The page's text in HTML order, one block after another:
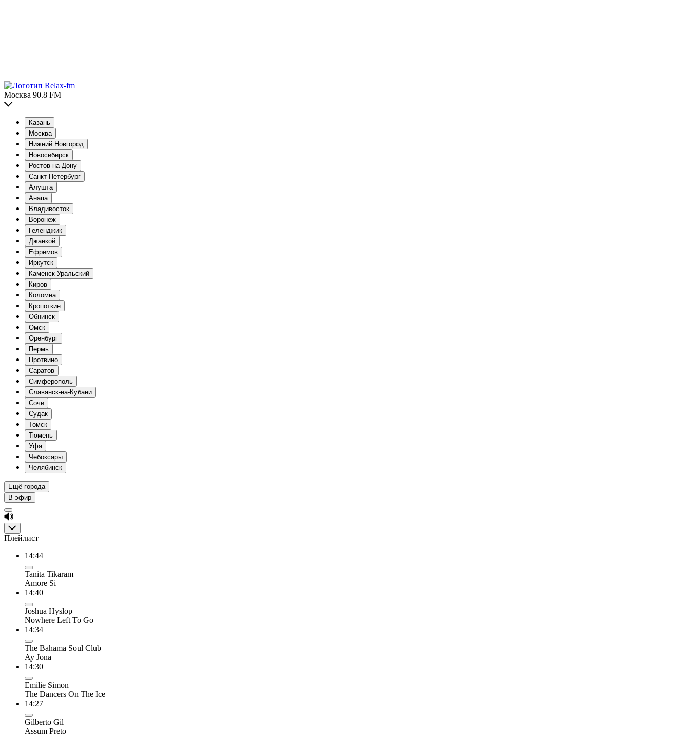
Москва 90.8 FM
Казань
Москва
Нижний Новгород
Новосибирск
Ростов-на-Дону
Санкт-Петербург
Алушта
Анапа
Владивосток
Воронеж
Геленджик
Джанкой
Ефремов
Иркутск
Каменск-Уральский
Киров
Коломна
Кропоткин
Обнинск
Омск
Оренбург
Пермь
Протвино
Саратов
Симферополь
Славянск-на-Кубани
Сочи
Судак
Томск
Тюмень
Уфа
Чебоксары
Челябинск
Ещё города
В эфир
Плейлист
14:44
Tanita Tikaram
Amore Si
14:40
Joshua Hyslop
Nowhere Left To Go
14:34
The Bahama Soul Club
Ay Jona
14:30
Emilie Simon
The Dancers On The Ice
14:27
Gilberto Gil
Assum Preto